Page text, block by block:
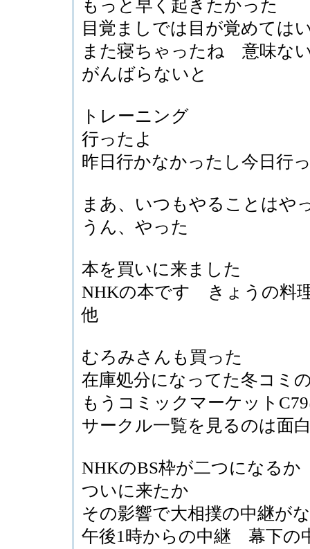
もっと早く起きたかった
目覚ましでは目が覚めては
また寝ちゃったね 意味な
がんばらないと
トレーニング
行ったよ
昨日行かなかったし今日行
まあ、いつもやることはや
うん、やった
本を買いに来ました
NHKの本です きょうの料
他
むろみさんも買った
在庫処分になってた冬コミ
もうコミックマーケット
サークル一覧を見るのは面
NHKのBS枠が二つになるか
ついに来たか
その影響で大相撲の中継が
午後1時からの中継 幕下の